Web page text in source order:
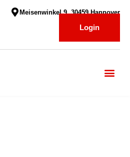
Meisenwinkel 9, 30459 Hannover
Login